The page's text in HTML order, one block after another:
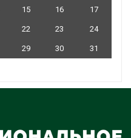
15 16 17
22 23 24
29 30
31